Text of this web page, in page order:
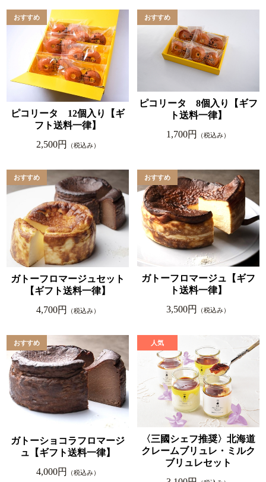
ピコリータ 12個入り【ギ
フト送料一律】
2,500円
（税込み）
ピコリータ 8個入り【ギフ
ト送料一律】
1,700円
（税込み）
ガトーフロマージュセット
【ギフト送料一律】
4,700円
（税込み）
ガトーフロマージュ【ギフ
ト送料一律】
3,500円
（税込み）
ガトーショコラフロマージ
ュ【ギフト送料一律】
4,000円
（税込み）
〈三國シェフ推奨〉北海道
クレームブリュレ・ミルク
ブリュレセット